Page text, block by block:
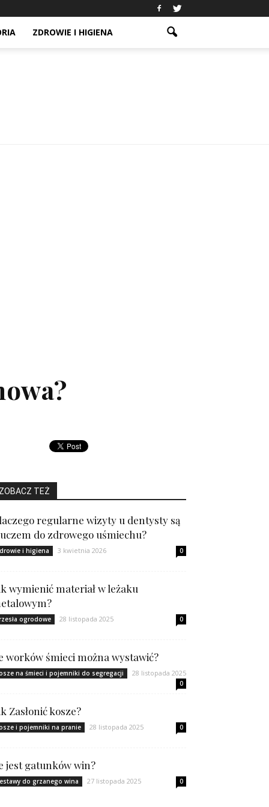
ZDROWIE I HIGIENA
ZOBACZ TEŻ
regularne wizyty u dentysty są
do zdrowego uśmiechu?
i higiena 3 kwietnia 2026 0
wymienić materiał w leżaku
ogrodowe 28 listopada 2025 0
worków śmieci można wystawić?
na śmieci i pojemniki do segregacji 28 listopada 2025
0
Zasłonić kosze?
i pojemniki na pranie 28 listopada 2025 0
jest gatunków win?
do grzanego wina 27 listopada 2025 0